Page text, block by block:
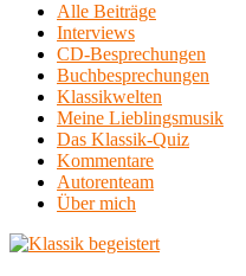
Alle Beiträge
Interviews
CD-Besprechungen
Buchbesprechungen
Klassikwelten
Meine Lieblingsmusik
Das Klassik-Quiz
Kommentare
Autorenteam
Über mich